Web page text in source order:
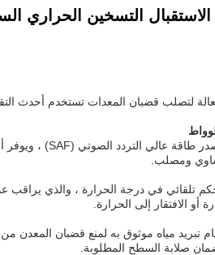
التسخين الحراري
لتصلب قضبان المعدات تستخدم أحدث
ومصلب.
تلقائي في درجة الحرارة ، والذي
الافتقار إلى الحرارة.
تبريد مياه موثوق به لمنع قضبان المعدن
صلابة السطح المطلوبة.